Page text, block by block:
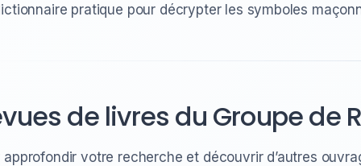
pratique pour décrypter les symboles
de livres du Groupe de
approfondir votre recherche et découvrir d’autres